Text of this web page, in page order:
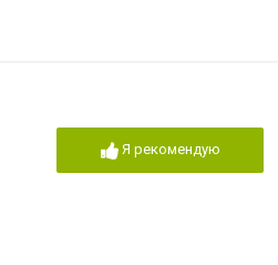
Я рекомендую